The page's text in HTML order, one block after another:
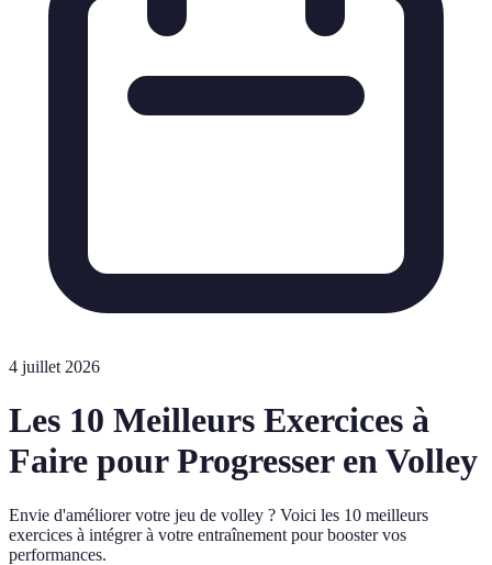
4 juillet 2026
Les 10 Meilleurs Exercices à
Faire pour Progresser en Volley
Envie d'améliorer votre jeu de volley ? Voici les 10 meilleurs
exercices à intégrer à votre entraînement pour booster vos
performances.